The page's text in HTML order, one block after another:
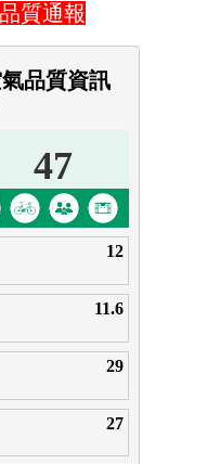
質通報